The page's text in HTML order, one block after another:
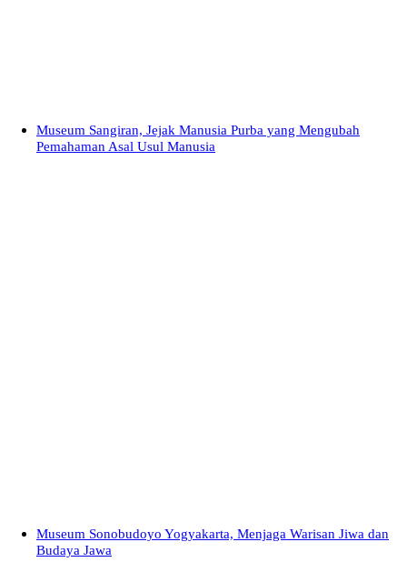
Museum Sangiran, Jejak Manusia Purba yang Mengubah
Pemahaman Asal Usul Manusia
Museum Sonobudoyo Yogyakarta, Menjaga Warisan Jiwa dan
Budaya Jawa